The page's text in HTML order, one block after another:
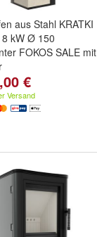
aus Stahl KRATKI
8 kW Ø 150
FOKOS SALE mit
€
Versand